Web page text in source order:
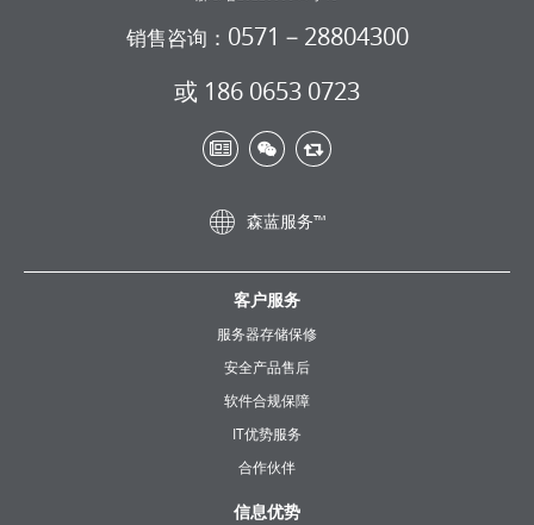
销售咨询： 0571－28804300
或 186 0653 0723
森蓝服务™
客户服务
服务器存储保修
安全产品售后
软件合规保障
IT优势服务
合作伙伴
信息优势